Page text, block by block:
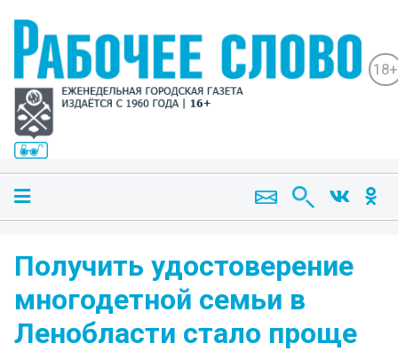
18+
Получить удостоверение
многодетной семьи в
Ленобласти стало проще